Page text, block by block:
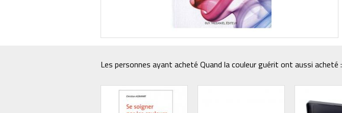
Les personnes ayant acheté Quand la couleur guérit ont aussi acheté :